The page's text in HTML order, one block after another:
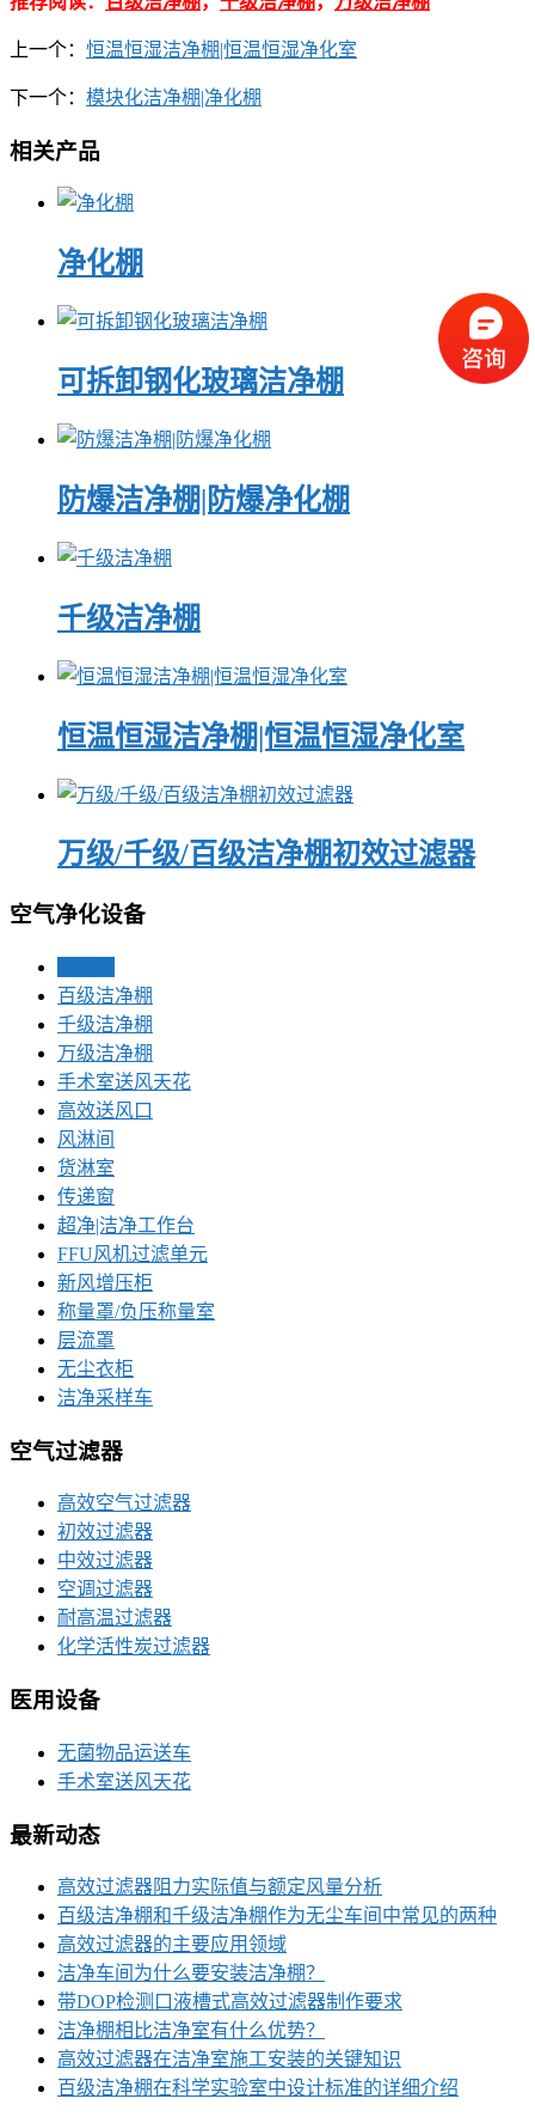
上一个： 恒温恒湿洁净棚|恒温恒湿净化室
下一个： 模块化洁净棚|净化棚
相关产品
净化棚
可拆卸钢化玻璃洁净棚
防爆洁净棚|防爆净化棚
千级洁净棚
恒温恒湿洁净棚|恒温恒湿净化室
万级/千级/百级洁净棚初效过滤器
空气净化设备
百级洁净棚
千级洁净棚
万级洁净棚
手术室送风天花
高效送风口
风淋间
货淋室
传递窗
超净|洁净工作台
FFU风机过滤单元
新风增压柜
称量罩/负压称量室
层流罩
无尘衣柜
洁净采样车
空气过滤器
高效空气过滤器
初效过滤器
中效过滤器
空调过滤器
耐高温过滤器
化学活性炭过滤器
医用设备
无菌物品运送车
手术室送风天花
最新动态
高效过滤器阻力实际值与额定风量分析
百级洁净棚和千级洁净棚作为无尘车间中常见的两种
高效过滤器的主要应用领域
洁净车间为什么要安装洁净棚？
带DOP检测口液槽式高效过滤器制作要求
洁净棚相比洁净室有什么优势？
高效过滤器在洁净室施工安装的关键知识
百级洁净棚在科学实验室中设计标准的详细介绍